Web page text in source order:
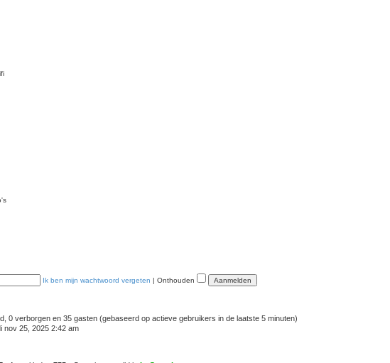
Ik ben mijn wachtwoord vergeten | Onthouden
0 verborgen en 35 gasten (gebaseerd op actieve gebruikers in de laatste 5 minuten)
nov 25, 2025 2:42 am